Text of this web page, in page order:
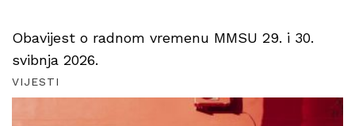
Obavijest o radnom vremenu MMSU 29. i 30.
svibnja 2026.
VIJESTI